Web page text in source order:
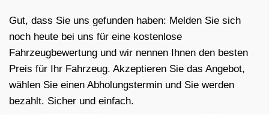
Gut, dass Sie uns gefunden haben: Melden Sie sich
noch heute bei uns für eine kostenlose
Fahrzeugbewertung und wir nennen Ihnen den besten
Preis für Ihr Fahrzeug. Akzeptieren Sie das Angebot,
wählen Sie einen Abholungstermin und Sie werden
bezahlt. Sicher und einfach.